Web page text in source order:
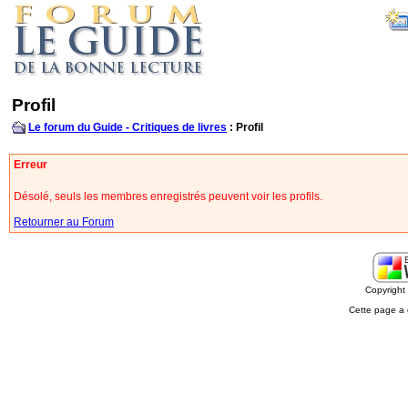
Profil
Le forum du Guide - Critiques de livres : Profil
Erreur
Désolé, seuls les membres enregistrés peuvent voir les profils.
Retourner au Forum
Cette page a